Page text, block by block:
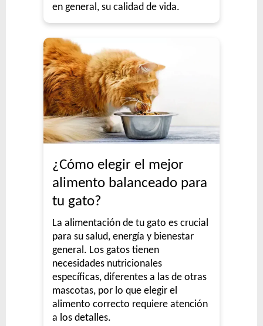
en general, su calidad de vida.
¿Cómo elegir el mejor
alimento balanceado para
tu gato?
La alimentación de tu gato es crucial
para su salud, energía y bienestar
general. Los gatos tienen
necesidades nutricionales
específicas, diferentes a las de otras
mascotas, por lo que elegir el
alimento correcto requiere atención
a los detalles.